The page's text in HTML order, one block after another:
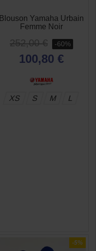
Blouson Yamaha Urbain
Femme Noir
252,00 € -60%
100,80 €
XS S M L
-5%

APERÇU
RAPIDE